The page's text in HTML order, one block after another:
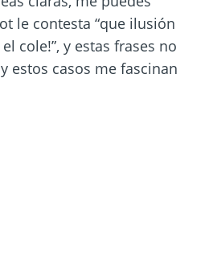
le contesta “que ilusión
cole!”, y estas frases no
estos casos me fascinan